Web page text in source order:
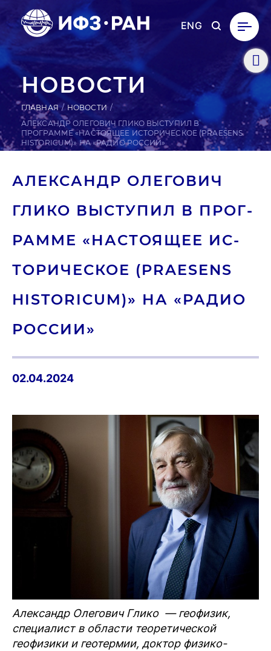
ENG
НОВОСТИ
ГЛАВНАЯ
НОВОСТИ
АЛЕКСАНДР ОЛЕГОВИЧ ГЛИКО ВЫСТУПИЛ В
ПРОГРАММЕ «НАСТОЯЩЕЕ ИСТОРИЧЕСКОЕ (PRAESENS
HISTORICUM)» НА «РАДИО РОССИИ»
АЛЕК­САНДР ОЛЕ­ГОВИЧ
ГЛИКО ВЫС­ТУ­ПИЛ В ПРОГ­
РАММЕ «НАС­ТО­ЯЩЕЕ ИС­
ТО­РИЧЕС­КОЕ (PRAESENS
HISTORICUM)» НА «РАДИО
РОССИИ»
02.04.2024
Александр Олегович Глико — геофизик,
специалист в области теоретической
геофизики и геотермии, доктор физико-